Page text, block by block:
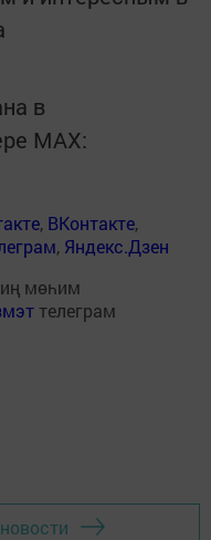
в
MАХ:
, ВКонтакте,
, Яндекс.Дзен
мөһим
телеграм